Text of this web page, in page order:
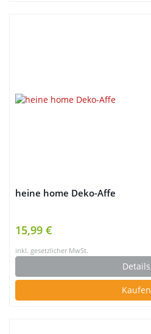
heine home Deko-Affe
15,99 €
inkl. gesetzlicher MwSt.
Details
Kaufen